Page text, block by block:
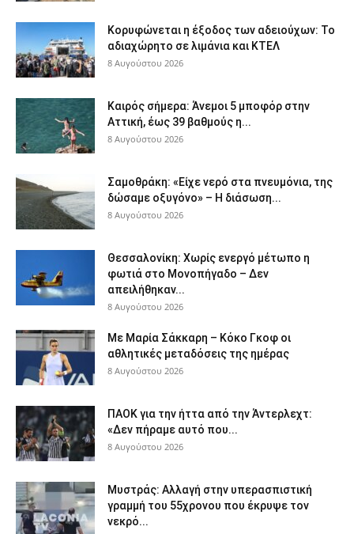
Κορυφώνεται η έξοδος των αδειούχων: Το
αδιαχώρητο σε λιμάνια και ΚΤΕΛ
8 Αυγούστου 2026
Καιρός σήμερα: Άνεμοι 5 μποφόρ στην
Αττική, έως 39 βαθμούς η...
8 Αυγούστου 2026
Σαμοθράκη: «Είχε νερό στα πνευμόνια, της
δώσαμε οξυγόνο» – Η διάσωση...
8 Αυγούστου 2026
Θεσσαλονίκη: Χωρίς ενεργό μέτωπο η
φωτιά στο Μονοπήγαδο – Δεν
απειλήθηκαν...
8 Αυγούστου 2026
Με Μαρία Σάκκαρη – Κόκο Γκοφ οι
αθλητικές μεταδόσεις της ημέρας
8 Αυγούστου 2026
ΠΑΟΚ για την ήττα από την Άντερλεχτ:
«Δεν πήραμε αυτό που...
8 Αυγούστου 2026
Μυστράς: Αλλαγή στην υπερασπιστική
γραμμή του 55χρονου που έκρυψε τον
νεκρό...